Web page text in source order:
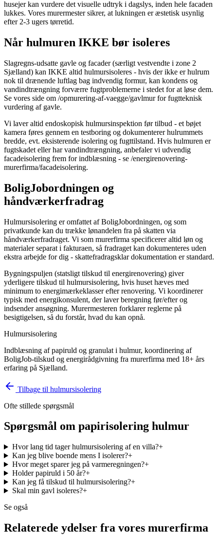
husejer kan vurdere det visuelle udtryk i dagslys, inden hele facaden
lukkes. Vores murermester sikrer, at lukningen er æstetisk usynlig
efter 2-3 ugers tørretid.
Når hulmuren IKKE bør isoleres
Slagregns-udsatte gavle og facader (særligt vestvendte i zone 2
Sjælland) kan IKKE altid hulmursisoleres - hvis der ikke er hulrum
nok til drænende luftlag bag indvendig formur, kan kondens og
vandindtrængning forværre fugtproblemerne i stedet for at løse dem.
Se vores side om /opmurering-af-vaegge/gavlmur for fugtteknisk
vurdering af gavle.
Vi laver altid endoskopisk hulmursinspektion før tilbud - et bøjet
kamera føres gennem en testboring og dokumenterer hulrummets
bredde, evt. eksisterende isolering og fugttilstand. Hvis hulmuren er
fugtskadet eller har vandindtrængning, anbefaler vi udvendig
facadeisolering frem for indblæsning - se /energirenovering-
murerfirma/facadeisolering.
BoligJobordningen og
håndværkerfradrag
Hulmursisolering er omfattet af BoligJobordningen, og som
privatkunde kan du trække lønandelen fra på skatten via
håndværkerfradraget. Vi som murerfirma specificerer altid løn og
materialer separat i fakturaen, så fradraget kan dokumenteres uden
ekstra arbejde for dig - skattefradragsklar dokumentation er standard.
Bygningspuljen (statsligt tilskud til energirenovering) giver
yderligere tilskud til hulmursisolering, hvis huset hæves med
minimum to energimærkeklasser efter renovering. Vi koordinerer
typisk med energikonsulent, der laver beregning før/efter og
indsender ansøgning. Murermesteren forklarer reglerne på
besigtigelsen, så du forstår, hvad du kan opnå.
Hulmursisolering
Indblæsning af papiruld og granulat i hulmur, koordinering af
BoligJob-tilskud og energirådgivning fra murerfirma med 18+ års
erfaring på Sjælland.
Tilbage til hulmursisolering
Ofte stillede spørgsmål
Spørgsmål om papirisolering hulmur
Hvor lang tid tager hulmursisolering af en villa?+
Kan jeg blive boende mens I isolerer?+
Hvor meget sparer jeg på varmeregningen?+
Holder papiruld i 50 år?+
Kan jeg få tilskud til hulmursisolering?+
Skal min gavl isoleres?+
Se også
Relaterede ydelser fra vores murerfirma